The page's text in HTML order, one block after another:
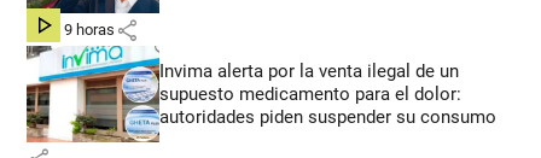
hace 9 horas share
Invima alerta por la venta ilegal de un
supuesto medicamento para el dolor:
autoridades piden suspender su consumo